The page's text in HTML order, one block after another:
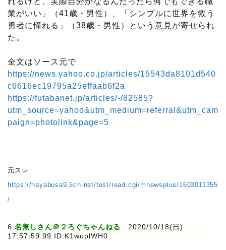
業がいい」（41歳・男性）、「シンプルに世界を救う
勇者に憧れる」（38歳・男性）という意見が寄せられ
た。
全文はソース元で
https://news.yahoo.co.jp/articles/15543da8101d540
c6616ec19795a25effaab6f2a
https://futabanet.jp/articles/-/82585?
utm_source=yahoo&utm_medium=referral&utm_cam
paign=photolink&page=5
元スレ
https://hayabusa9.5ch.net/test/read.cgi/mnewsplus/1603011355
/
6:名無しさん＠２ろぐちゃんねる : 2020/10/18(日)
17:57:59.99 ID:K1wuplWH0